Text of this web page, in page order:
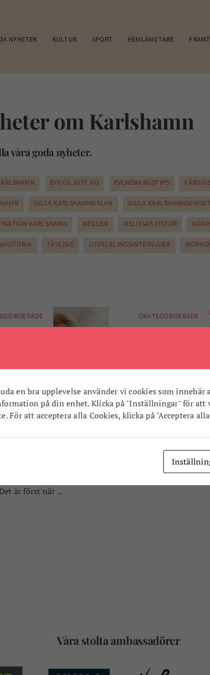
NYHETER KULTUR SPORT HEMLÄNGTARE
om Karlshamn
våra goda nyheter.
BYGGS JUST NU EVENEMANGSTIPS
GILLA KARLSHAMNGALAN GILLA
KARLSHAMN MEDLEM MELISSAS LISTOR
TÄVLING UTVECKLINGSINTERVJUER
Törnqvist har
i fokus
är först när ...
OKATEGORISERADE
Gilla
Karlshamngalan,
tvåstegsraket i år.
direktsän ...
Våra stolta ambassadörer
en bra upplevelse använder vi cookies som innebär
på din enhet. Klicka på "Inställningar" för att
För att acceptera alla Cookies, klicka på "Acceptera